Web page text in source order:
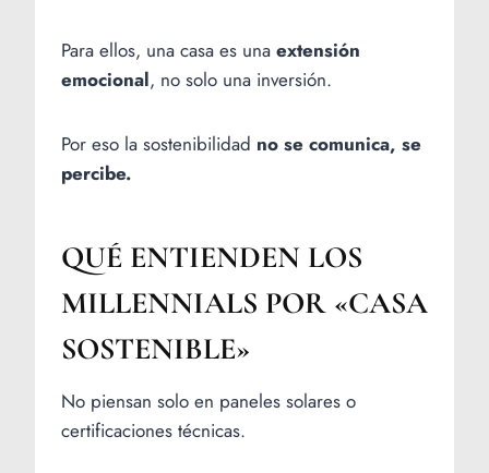
Para ellos, una casa es una extensión
emocional, no solo una inversión.
Por eso la sostenibilidad no se comunica, se
percibe.
QUÉ ENTIENDEN LOS
MILLENNIALS POR «CASA
SOSTENIBLE»
No piensan solo en paneles solares o
certificaciones técnicas.